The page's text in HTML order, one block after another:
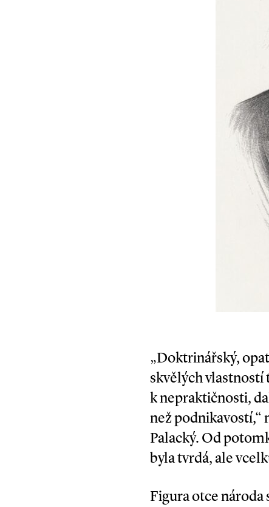
„Doktrinářský,
skvělých vlastností
k nepraktičnosti,
než podnikavostí,“
Palacký. Od
byla tvrdá, ale
Figura otce